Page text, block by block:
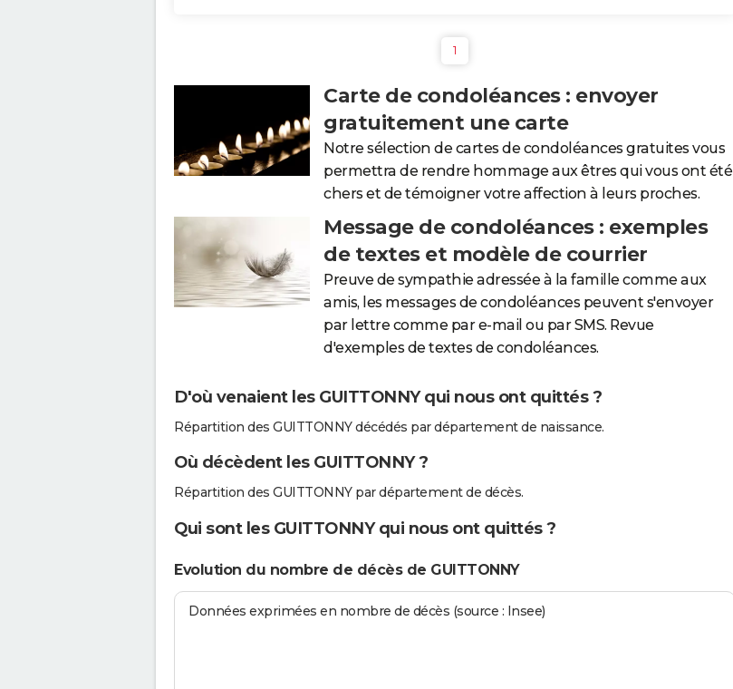
1
Carte de condoléances : envoyer
gratuitement une carte
Notre sélection de cartes de condoléances gratuites vous
permettra de rendre hommage aux êtres qui vous ont été
chers et de témoigner votre affection à leurs proches.
Message de condoléances : exemples
de textes et modèle de courrier
Preuve de sympathie adressée à la famille comme aux
amis, les messages de condoléances peuvent s'envoyer
par lettre comme par e-mail ou par SMS. Revue
d'exemples de textes de condoléances.
D'où venaient les GUITTONNY qui nous ont quittés ?
Répartition des GUITTONNY décédés par département de naissance.
Où décèdent les GUITTONNY ?
Répartition des GUITTONNY par département de décès.
Qui sont les GUITTONNY qui nous ont quittés ?
Evolution du nombre de décès de GUITTONNY
Données exprimées en nombre de décès (source : Insee)